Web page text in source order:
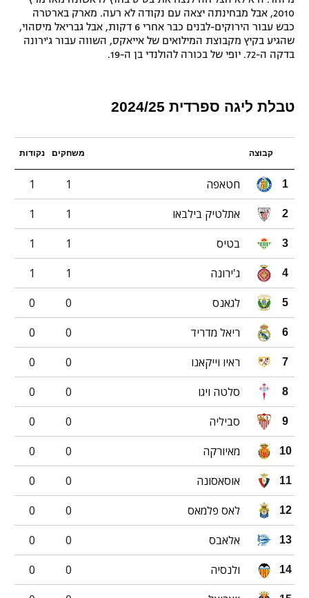
2010, אבל מבחינתה יצאה עם נקודה לא רעה. מארק בארטרה
כבש עבור הירוקים-לבנים כבר אחרי 6 דקות, אבל גבריאל מיסהוי,
שהגיע בקיץ מקבוצת המילואים של אייאקס, השווה עבור ג'ירונה
בדקה ה-72. יופי של בכורה להולנדי בן ה-19.
טבלת ליגה ספרדית 2024/25
קבוצה משחקים נקודות
1 חטאפה 1
1
2 אתלטיק בילבאו 1
1
3 בטיס 1
1
4 ג'ירונה 1
1
5 לגאנס 0
0
6 ריאל מדריד 0
0
7 ראיו וייקאנו 0
0
8 סלטה ויגו 0
0
9 סביליה 0
0
10 מאיורקה 0
0
11 אוסאסונה 0
0
12 לאס פלמאס 0
0
13 אלאבס 0
0
14 ולנסיה 0
0